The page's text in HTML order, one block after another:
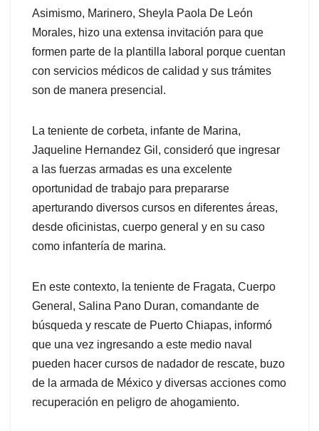
Asimismo, Marinero, Sheyla Paola De León
Morales, hizo una extensa invitación para que
formen parte de la plantilla laboral porque cuentan
con servicios médicos de calidad y sus trámites
son de manera presencial.
La teniente de corbeta, infante de Marina,
Jaqueline Hernandez Gil, consideró que ingresar
a las fuerzas armadas es una excelente
oportunidad de trabajo para prepararse
aperturando diversos cursos en diferentes áreas,
desde oficinistas, cuerpo general y en su caso
como infantería de marina.
En este contexto, la teniente de Fragata, Cuerpo
General, Salina Pano Duran, comandante de
búsqueda y rescate de Puerto Chiapas, informó
que una vez ingresando a este medio naval
pueden hacer cursos de nadador de rescate, buzo
de la armada de México y diversas acciones como
recuperación en peligro de ahogamiento.